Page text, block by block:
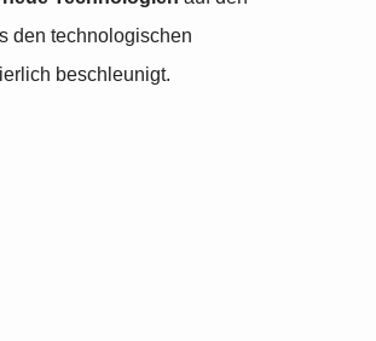
den technologischen
beschleunigt.